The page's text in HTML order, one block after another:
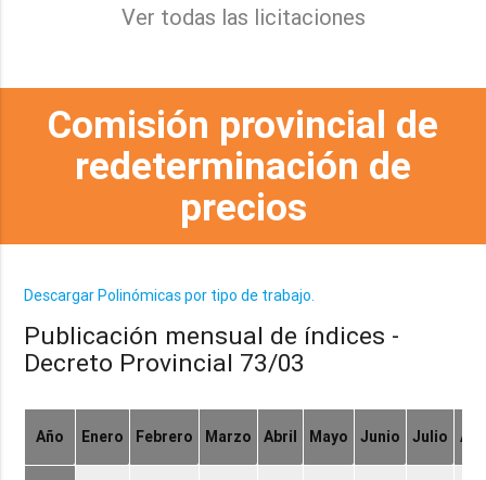
Ver todas las licitaciones
Comisión provincial de
redeterminación de
precios
Descargar Polinómicas por tipo de trabajo.
Publicación mensual de índices -
Decreto Provincial 73/03
Año Enero Febrero Marzo Abril Mayo Junio Julio